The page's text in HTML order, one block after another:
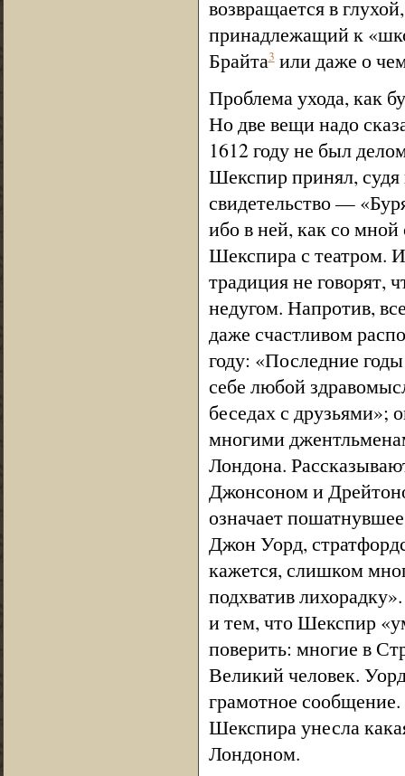
возвращается в
принадлежащий к
Брайта3или даже о
Проблема ухода, как
Но две вещи надо
1612 году не был
Шекспир принял,
свидетельство —
ибо в ней, как со
Шекспира с театром.
традиция не говорят,
недугом. Напротив,
даже счастливом
году: «Последние
себе любой
беседах с друзьями»;
многими
Лондона.
Джонсоном и
означает
Джон Уорд,
кажется, слишком
подхватив
и тем, что Шекспир
поверить: многие в
Великий человек.
грамотное
Шекспира унесла
Лондоном.